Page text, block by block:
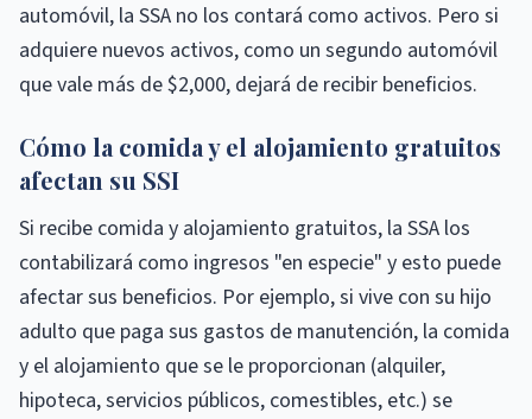
automóvil, la SSA no los contará como activos. Pero si
adquiere nuevos activos, como un segundo automóvil
que vale más de $2,000, dejará de recibir beneficios.
Cómo la comida y el alojamiento gratuitos
afectan su SSI
Si recibe comida y alojamiento gratuitos, la SSA los
contabilizará como ingresos "en especie" y esto puede
afectar sus beneficios. Por ejemplo, si vive con su hijo
adulto que paga sus gastos de manutención, la comida
y el alojamiento que se le proporcionan (alquiler,
hipoteca, servicios públicos, comestibles, etc.) se